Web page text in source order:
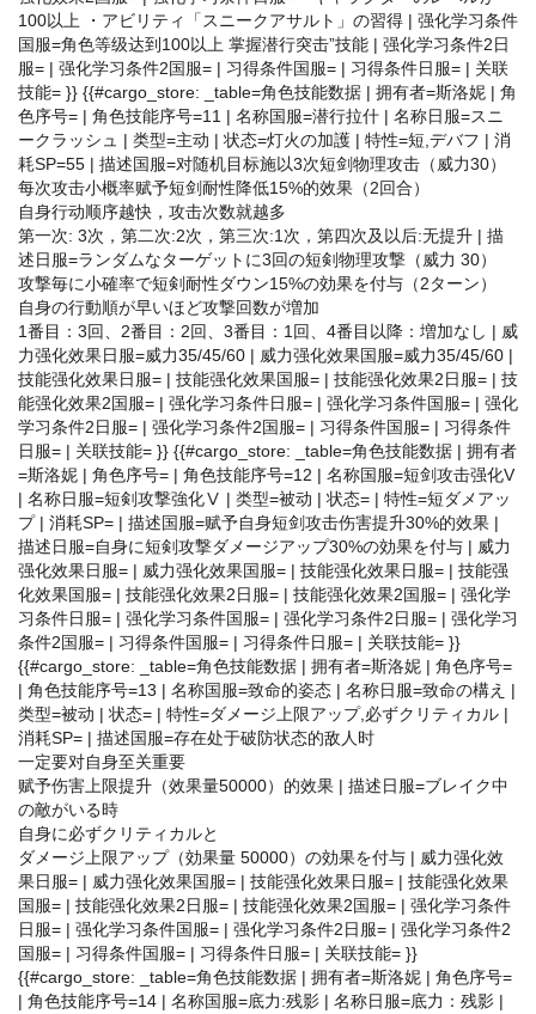
100以上 ・アビリティ「スニークアサルト」の習得 | 强化学习条件
国服=角色等级达到100以上 掌握潜行突击”技能 | 强化学习条件2日
服= | 强化学习条件2国服= | 习得条件国服= | 习得条件日服= | 关联
技能= }} {{#cargo_store: _table=角色技能数据 | 拥有者=斯洛妮 | 角
色序号= | 角色技能序号=11 | 名称国服=潜行拉什 | 名称日服=スニ
ークラッシュ | 类型=主动 | 状态=灯火の加護 | 特性=短,デバフ | 消
耗SP=55 | 描述国服=对随机目标施以3次短剑物理攻击（威力30）
每次攻击小概率赋予短剑耐性降低15%的效果（2回合）
自身行动顺序越快，攻击次数就越多
第一次: 3次，第二次:2次，第三次:1次，第四次及以后:无提升 | 描
述日服=ランダムなターゲットに3回の短剣物理攻撃（威力 30）
攻撃毎に小確率で短剣耐性ダウン15%の効果を付与（2ターン）
自身の行動順が早いほど攻撃回数が増加
1番目：3回、2番目：2回、3番目：1回、4番目以降：増加なし | 威
力强化效果日服=威力35/45/60 | 威力强化效果国服=威力35/45/60 |
技能强化效果日服= | 技能强化效果国服= | 技能强化效果2日服= | 技
能强化效果2国服= | 强化学习条件日服= | 强化学习条件国服= | 强化
学习条件2日服= | 强化学习条件2国服= | 习得条件国服= | 习得条件
日服= | 关联技能= }} {{#cargo_store: _table=角色技能数据 | 拥有者
=斯洛妮 | 角色序号= | 角色技能序号=12 | 名称国服=短剑攻击强化V
| 名称日服=短剣攻撃強化Ⅴ | 类型=被动 | 状态= | 特性=短ダメアッ
プ | 消耗SP= | 描述国服=赋予自身短剑攻击伤害提升30%的效果 |
描述日服=自身に短剣攻撃ダメージアップ30%の効果を付与 | 威力
强化效果日服= | 威力强化效果国服= | 技能强化效果日服= | 技能强
化效果国服= | 技能强化效果2日服= | 技能强化效果2国服= | 强化学
习条件日服= | 强化学习条件国服= | 强化学习条件2日服= | 强化学习
条件2国服= | 习得条件国服= | 习得条件日服= | 关联技能= }}
{{#cargo_store: _table=角色技能数据 | 拥有者=斯洛妮 | 角色序号=
| 角色技能序号=13 | 名称国服=致命的姿态 | 名称日服=致命の構え |
类型=被动 | 状态= | 特性=ダメージ上限アップ,必ずクリティカル |
消耗SP= | 描述国服=存在处于破防状态的敌人时
一定要对自身至关重要
赋予伤害上限提升（效果量50000）的效果 | 描述日服=ブレイク中
の敵がいる時
自身に必ずクリティカルと
ダメージ上限アップ（効果量 50000）の効果を付与 | 威力强化效
果日服= | 威力强化效果国服= | 技能强化效果日服= | 技能强化效果
国服= | 技能强化效果2日服= | 技能强化效果2国服= | 强化学习条件
日服= | 强化学习条件国服= | 强化学习条件2日服= | 强化学习条件2
国服= | 习得条件国服= | 习得条件日服= | 关联技能= }}
{{#cargo_store: _table=角色技能数据 | 拥有者=斯洛妮 | 角色序号=
| 角色技能序号=14 | 名称国服=底力:残影 | 名称日服=底力：残影 |